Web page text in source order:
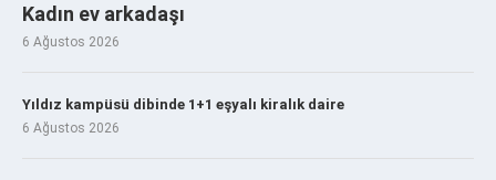
Kadın ev arkadaşı
6 Ağustos 2026
Yıldız kampüsü dibinde 1+1 eşyalı kiralık daire
6 Ağustos 2026